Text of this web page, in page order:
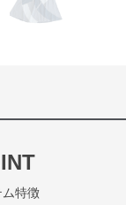
ム特徴